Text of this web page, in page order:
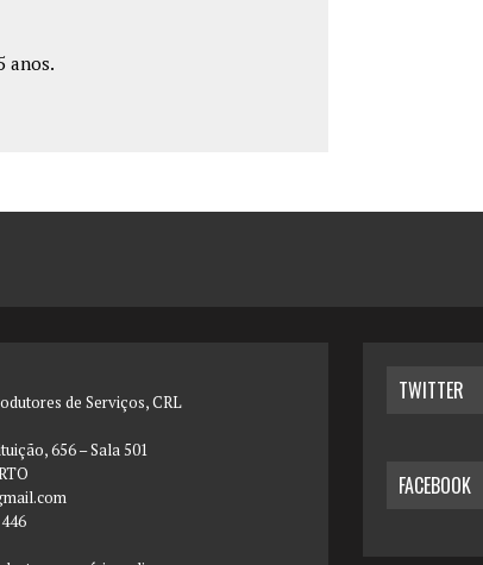
anos.
de Serviços, CRL
656 – Sala 501
TWITTER
FACEBOOK